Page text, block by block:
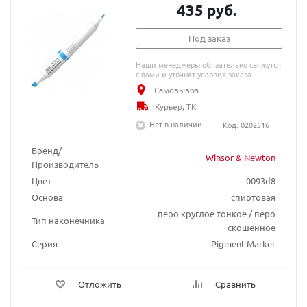
Бренд/
Производитель
Winsor & Newton
Цвет
0093d8
Основа
спиртовая
Тип наконечника
перо круглое тонкое / перо
скошенное
Серия
Pigment Marker
Отложить Сравнить
435 руб.
Под заказ
Наши менеджеры обязательно свяжутся
с вами и уточнят условия заказа
Самовывоз
Курьер, ТК
Нет в наличии
Код: 0202516